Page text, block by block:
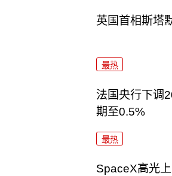
英国首相斯塔
最热
法国央行下调
期至0.5%
最热
SpaceX高光